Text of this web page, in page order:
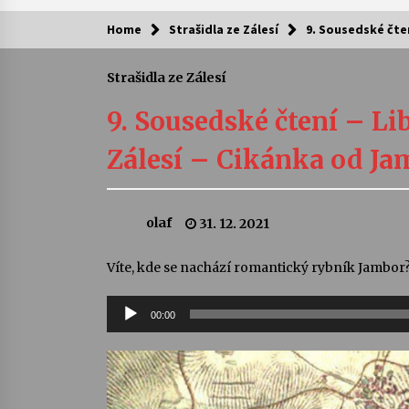
Kam za kulturou?
Camerata a Sukuba Ensemble
4. 8. 2026
Quijotova šedesátka: 28. 7.–1. 8.
28. 7. 2026
Letní koncerty ve Stromovce:
22. 7. 2026
Za kulturou kousek za Humpolec. V
Želivě ožije odkaz Josefa Čapka
13. 7. 2026
Home Strašidla ze Zálesí 9. Sousedské
Strašidla ze Zálesí
9. Sousedské čtení –
Zálesí – Cikánka od
olaf 31. 12. 2021
Víte, kde se nachází romantický rybník
Audio
00:00